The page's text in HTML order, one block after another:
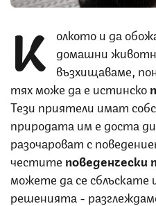
К олкото и да
домашни
възхищаваме,
тях може да е истинско
Тези приятели имат
природата им е доста
разочароват с
честите поведенчески
можете да се сблъскате
решенията -